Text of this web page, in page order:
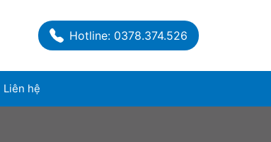
Hotline: 0378.374.526
Liên hệ